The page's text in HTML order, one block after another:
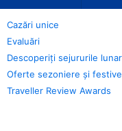
Cazări unice
Evaluări
Descoperiți sejururile
Oferte sezoniere și festive
Traveller Review Awards